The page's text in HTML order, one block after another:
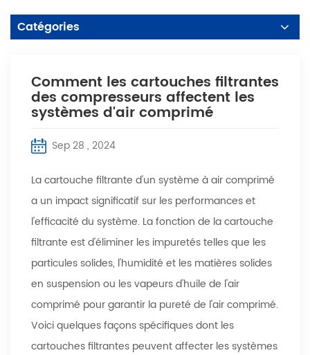
Catégories
Comment les cartouches filtrantes
des compresseurs affectent les
systèmes d'air comprimé
Sep 28 , 2024
La cartouche filtrante d'un système à air comprimé
a un impact significatif sur les performances et
l'efficacité du système. La fonction de la cartouche
filtrante est d'éliminer les impuretés telles que les
particules solides, l'humidité et les matières solides
en suspension ou les vapeurs d'huile de l'air
comprimé pour garantir la pureté de l'air comprimé.
Voici quelques façons spécifiques dont les
cartouches filtrantes peuvent affecter les systèmes